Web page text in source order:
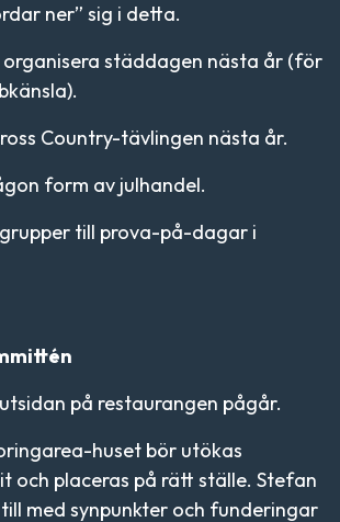
ner” sig i detta.
organisera städdagen nästa år (för
Country-tävlingen nästa år.
form av julhandel.
grupper till prova-på-dagar i
på restaurangen pågår.
huset bör utökas
och placeras på rätt ställe. Stefan
med synpunkter och funderingar